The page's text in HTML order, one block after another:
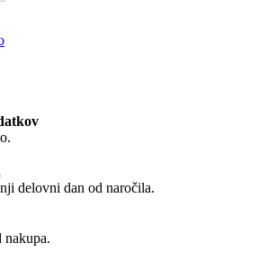
delovni dan od naročila.